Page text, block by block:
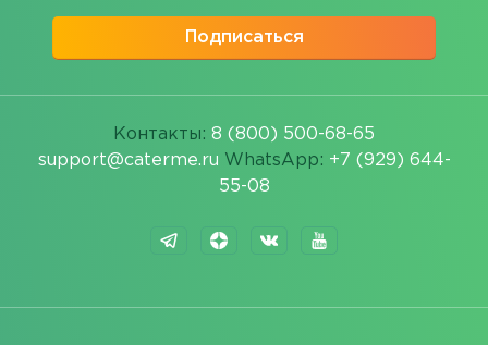
Подписаться
Контакты: 8 (800) 500-68-65
support@caterme.ru WhatsApp: +7 (929) 644-
55-08